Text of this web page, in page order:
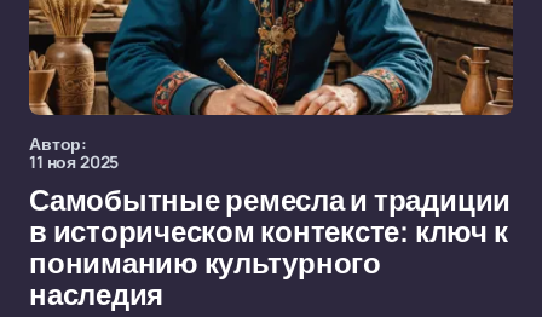
Автор:
11 ноя 2025
Самобытные ремесла и традиции
в историческом контексте: ключ к
пониманию культурного
наследия